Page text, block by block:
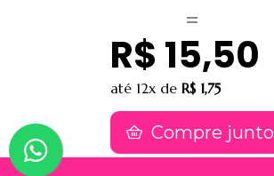
R$ 15,50
até 12x de R$ 1,75
Compre junto